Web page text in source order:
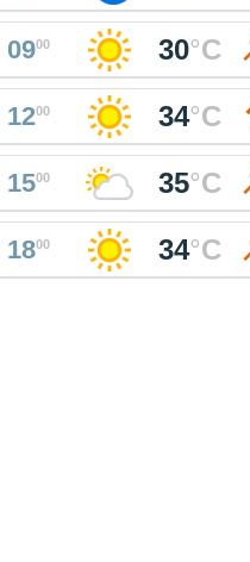
0900 30°C
1200 34°C
1500 35°C
1800 34°C